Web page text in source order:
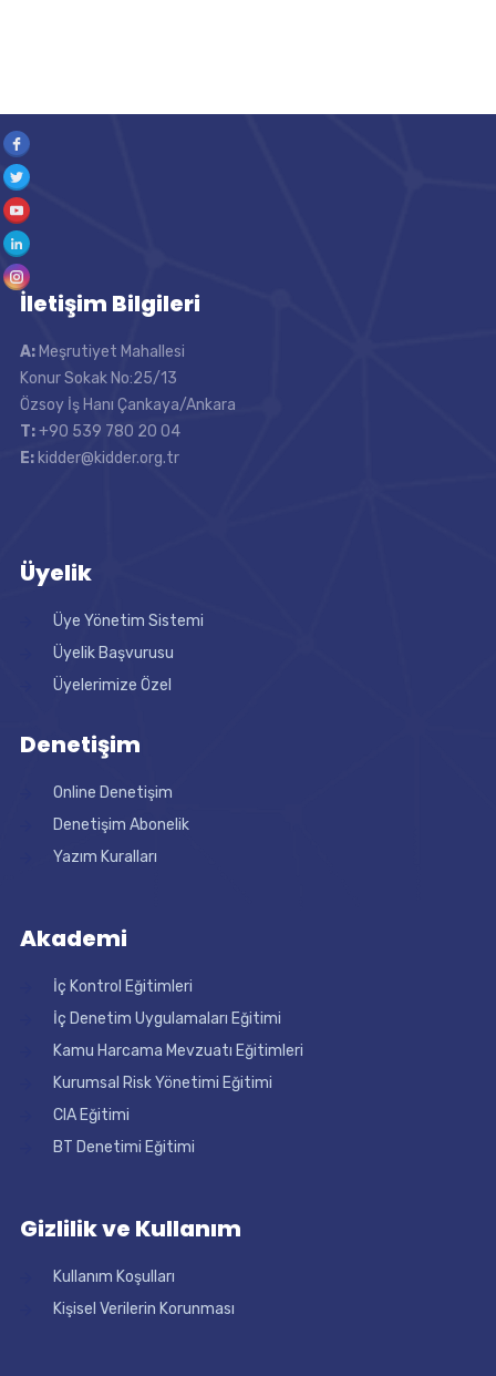
İletişim Bilgileri
A: Meşrutiyet Mahallesi
Konur Sokak No:25/13
Özsoy İş Hanı Çankaya/Ankara
T:+90 539 780 20 04
E: kidder@kidder.org.tr
Üyelik
Üye Yönetim Sistemi
Üyelik Başvurusu
Üyelerimize Özel
Denetişim
Online Denetişim
Denetişim Abonelik
Yazım Kuralları
Akademi
İç Kontrol Eğitimleri
İç Denetim Uygulamaları Eğitimi
Kamu Harcama Mevzuatı Eğitimleri
Kurumsal Risk Yönetimi Eğitimi
CIA Eğitimi
BT Denetimi Eğitimi
Gizlilik ve Kullanım
Kullanım Koşulları
Kişisel Verilerin Korunması